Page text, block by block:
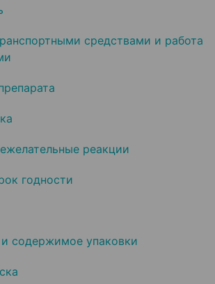
средствами и работа
реакции
годности
содержимое упаковки